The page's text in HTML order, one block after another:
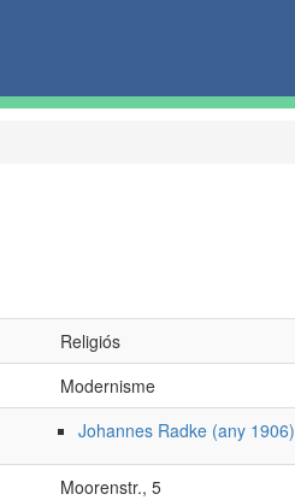
Religiós
Modernisme
Johannes Radke (any 1906)
Moorenstr., 5